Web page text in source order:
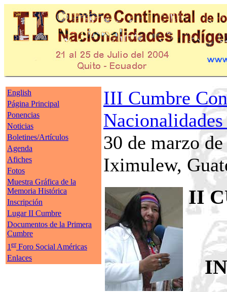
English
Página Principal
Ponencias
Noticias
Boletines/Artículos
Agenda
Afiches
Fotos
Muestra Gráfica de la
Memoria Histórica
Inscripción
Lugar II Cumbre
Documentos de la Primera
Cumbre
1 erForo Social Américas
Enlaces
III Cumbre
30 de marzo
Iximulew,
II